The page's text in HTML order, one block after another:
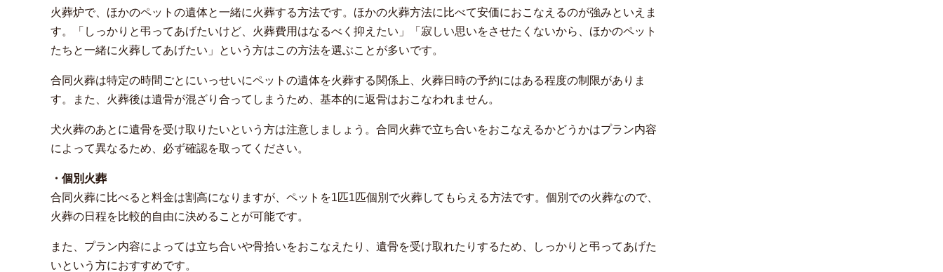
火葬炉で、ほかのペットの遺体と一緒に火葬する方法です。ほかの火葬方法に比べて安価におこなえるのが強みといえま
す。「しっかりと弔ってあげたいけど、火葬費用はなるべく抑えたい」「寂しい思いをさせたくないから、ほかのペット
たちと一緒に火葬してあげたい」という方はこの方法を選ぶことが多いです。
合同火葬は特定の時間ごとにいっせいにペットの遺体を火葬する関係上、火葬日時の予約にはある程度の制限がありま
す。また、火葬後は遺骨が混ざり合ってしまうため、基本的に返骨はおこなわれません。
犬火葬のあとに遺骨を受け取りたいという方は注意しましょう。合同火葬で立ち合いをおこなえるかどうかはプラン内容
によって異なるため、必ず確認を取ってください。
・個別火葬
合同火葬に比べると料金は割高になりますが、ペットを1匹1匹個別で火葬してもらえる方法です。個別での火葬なので、
火葬の日程を比較的自由に決めることが可能です。
また、プラン内容によっては立ち合いや骨拾いをおこなえたり、遺骨を受け取れたりするため、しっかりと弔ってあげた
いという方におすすめです。